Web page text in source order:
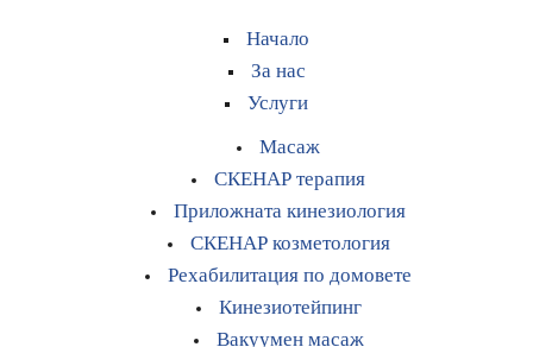
Начало
За нас
Услуги
Масаж
СКЕНАР терапия
Приложната кинезиология
СКЕНАР козметология
Рехабилитация по домовете
Кинезиотейпинг
Вакуумен масаж